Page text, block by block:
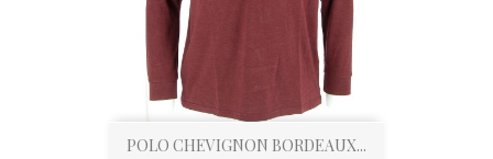
POLO CHEVIGNON BORDEAUX...